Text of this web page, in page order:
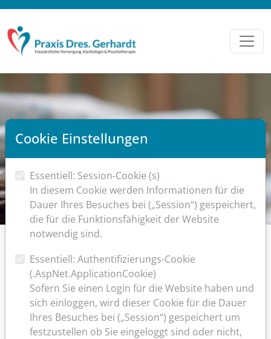
Aktuelles
FACHÄRZTIN-/ARZT GESUCHT !
Zur Verstärkung unseres Teams suchen wir ab
sofort ein-/e Fachärztin-/arzt für Allgemeinmedizin
oder Innere Medizin. Vollzeit oder auch Teilzeit ist
möglich.
Cookie Einstellungen
Essentiell: Session-Cookie (s)
In diesem Cookie werden Informationen für die
Dauer Ihres Besuches bei („Session“) gespeichert,
die für die Funktionsfähigkeit der Website
notwendig sind.
Essentiell: Authentifizierungs-Cookie
(.AspNet.ApplicationCookie)
Sofern Sie einen Login für die Website haben und
sich einloggen, wird dieser Cookie für die Dauer
Ihres Besuches bei („Session“) gespeichert um
festzustellen ob Sie eingeloggt sind oder nicht,